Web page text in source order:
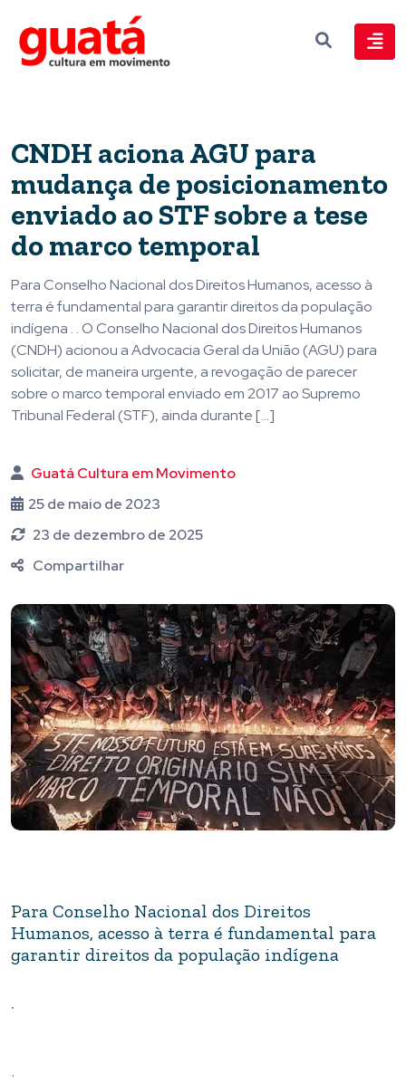
CNDH aciona AGU para
mudança de posicionamento
enviado ao STF sobre a tese
do marco temporal
Para Conselho Nacional dos Direitos Humanos, acesso à
terra é fundamental para garantir direitos da população
indígena . . O Conselho Nacional dos Direitos Humanos
(CNDH) acionou a Advocacia Geral da União (AGU) para
solicitar, de maneira urgente, a revogação de parecer
sobre o marco temporal enviado em 2017 ao Supremo
Tribunal Federal (STF), ainda durante […]
Guatá Cultura em Movimento
25 de maio de 2023
23 de dezembro de 2025
Compartilhar
Para Conselho Nacional dos Direitos
Humanos, acesso à terra é fundamental para
garantir direitos da população indígena
.
.